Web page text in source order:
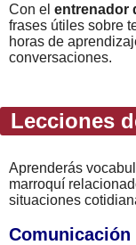
Con el entrenador
frases útiles sobre
horas de
conversaciones.
Lecciones
Aprenderás
marroquí
situaciones
Comunicación